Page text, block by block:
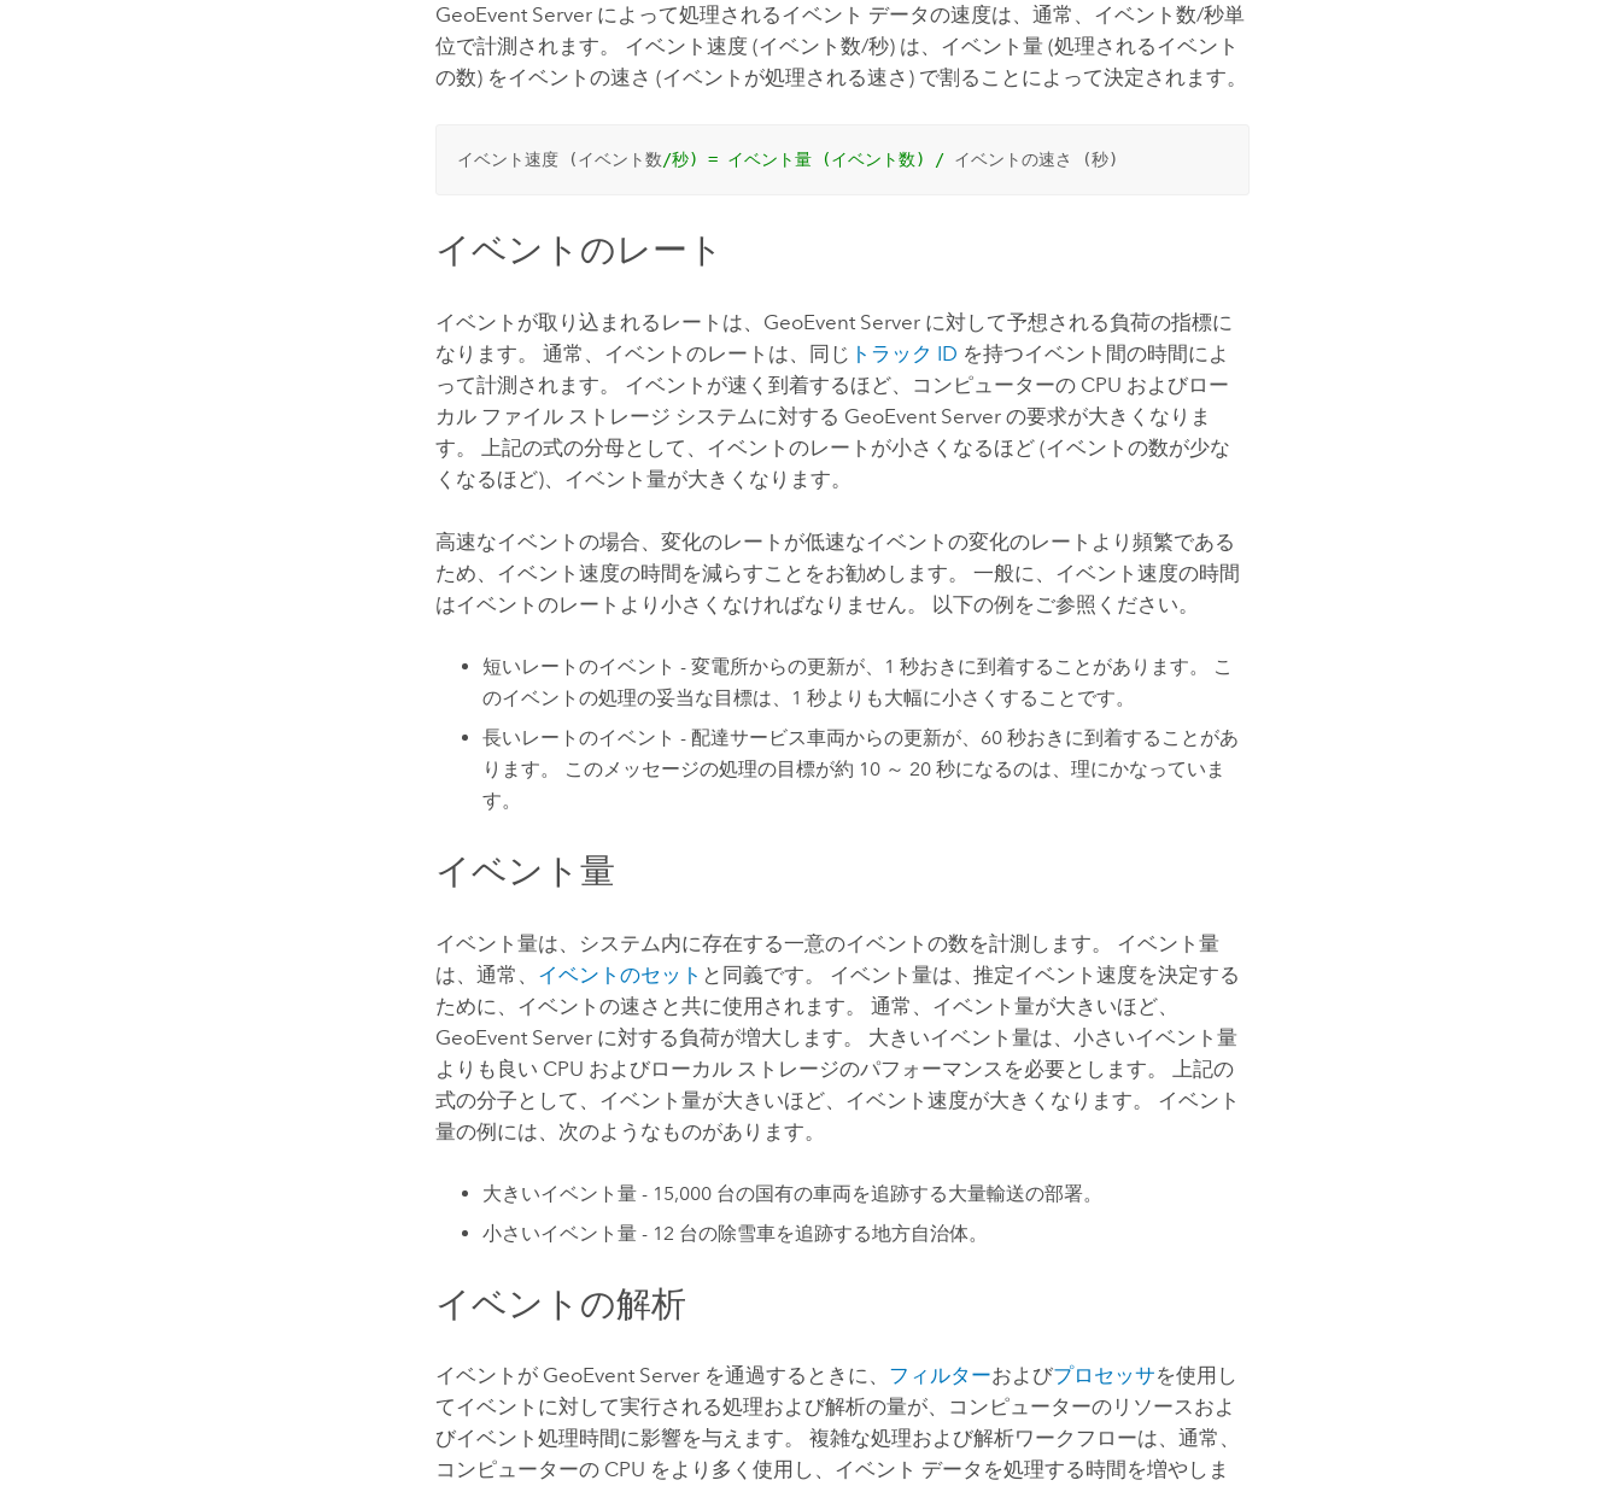
GeoEvent Server によって処理されるイベント データの速度は、通常、イベント数/秒単
位で計測されます。 イベント速度 (イベント数/秒) は、イベント量 (処理されるイベント
の数) をイベントの速さ (イベントが処理される速さ) で割ることによって決定されます。
イベント速度 (イベント数/秒) = イベント量 (イベント数) / イベントの速さ (秒)
イベントのレート
イベントが取り込まれるレートは、 GeoEvent Server に対して予想される負荷の指標に
なります。 通常、イベントのレートは、同じ トラック ID を持つイベント間の時間によ
って計測されます。 イベントが速く到着するほど、コンピューターの CPU およびロー
カル ファイル ストレージ システムに対する GeoEvent Server の要求が大きくなりま
す。 上記の式の分母として、イベントのレートが小さくなるほど (イベントの数が少な
くなるほど)、イベント量が大きくなります。
高速なイベントの場合、変化のレートが低速なイベントの変化のレートより頻繁である
ため、イベント速度の時間を減らすことをお勧めします。 一般に、イベント速度の時間
はイベントのレートより小さくなければなりません。 以下の例をご参照ください。
短いレートのイベント - 変電所からの更新が、1 秒おきに到着することがあります。 こ
のイベントの処理の妥当な目標は、1 秒よりも大幅に小さくすることです。
長いレートのイベント - 配達サービス車両からの更新が、60 秒おきに到着することがあ
ります。 このメッセージの処理の目標が約 10 ～ 20 秒になるのは、理にかなっていま
す。
イベント量
イベント量は、システム内に存在する一意のイベントの数を計測します。 イベント量
は、通常、 イベントのセット と同義です。 イベント量は、推定イベント速度を決定する
ために、イベントの速さと共に使用されます。 通常、イベント量が大きいほど、
GeoEvent Server に対する負荷が増大します。 大きいイベント量は、小さいイベント量
よりも良い CPU およびローカル ストレージのパフォーマンスを必要とします。 上記の
式の分子として、イベント量が大きいほど、イベント速度が大きくなります。 イベント
量の例には、次のようなものがあります。
大きいイベント量 - 15,000 台の国有の車両を追跡する大量輸送の部署。
小さいイベント量 - 12 台の除雪車を追跡する地方自治体。
イベントの解析
イベントが GeoEvent Server を通過するときに、 フィルターおよびプロセッサを使用し
てイベントに対して実行される処理および解析の量が、コンピューターのリソースおよ
びイベント処理時間に影響を与えます。 複雑な処理および解析ワークフローは、通常、
コンピューターの CPU をより多く使用し、イベント データを処理する時間を増やしま